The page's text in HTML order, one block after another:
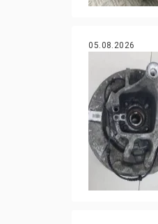
05.08.2026